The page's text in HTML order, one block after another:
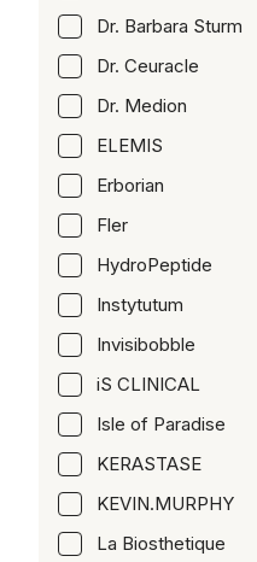
Dr. Barbara Sturm
Dr. Ceuracle
Dr. Medion
ELEMIS
Erborian
Fler
HydroPeptide
Instytutum
Invisibobble
iS CLINICAL
Isle of Paradise
KERASTASE
KEVIN.MURPHY
La Biosthetique